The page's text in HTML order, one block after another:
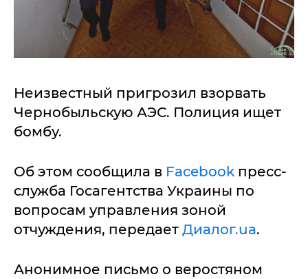
Неизвестный пригрозил взорвать
Чернобыльскую АЭС. Полиция ищет
бомбу.
Об этом сообщила в Facebook пресс-
служба Госагентства Украины по
вопросам управления зоной
отчуждения, передает Диалог.ua.
Анонимное письмо о веростяном